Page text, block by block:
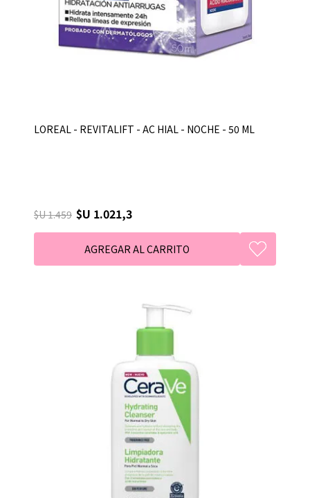
LOREAL - REVITALIFT - AC HIAL - NOCHE - 50 ML
$U 1.459 $U 1.021,3